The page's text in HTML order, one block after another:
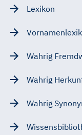
Lexikon
Wahrig
Wahrig
Wahrig